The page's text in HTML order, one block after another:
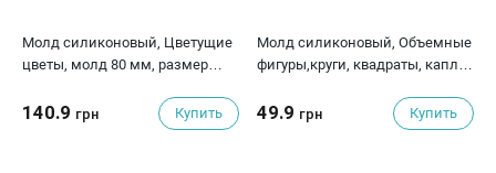
Молд силиконовый, Цветущие
цветы, молд 80 мм, размер
140.9 грн Купить
Молд силиконовый, Объемные
фигуры,круги, квадраты, капли,
49.9 грн Купить